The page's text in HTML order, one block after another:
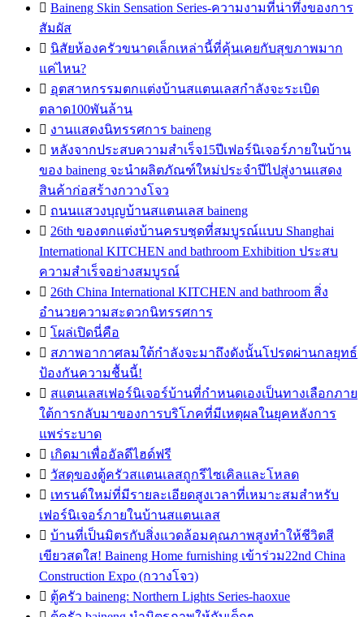
 Baineng Skin Sensation Series-ความงามที่น่าทึ่งของการ
สัมผัส
 นิสัยห้องครัวขนาดเล็กเหล่านี้ที่คุ้นเคยกับสุขภาพมาก
แค่ไหน?
 อุตสาหกรรมตกแต่งบ้านสแตนเลสกำลังจะระเบิด
ตลาด100พันล้าน
 งานแสดงนิทรรศการ baineng
 หลังจากประสบความสำเร็จ15ปีเฟอร์นิเจอร์ภายในบ้าน
ของ baineng จะนำผลิตภัณฑ์ใหม่ประจำปีไปสู่งานแสดง
สินค้าก่อสร้างกวางโจว
 ถนนแสวงบุญบ้านสแตนเลส baineng
 26th ของตกแต่งบ้านครบชุดที่สมบูรณ์แบบ Shanghai
International KITCHEN and bathroom Exhibition ประสบ
ความสำเร็จอย่างสมบูรณ์
 26th China International KITCHEN and bathroom สิ่ง
อำนวยความสะดวกนิทรรศการ
 โผล่เปิดนี่คือ
 สภาพอากาศลมใต้กำลังจะมาถึงดังนั้นโปรดผ่านกลยุทธ์
ป้องกันความชื้นนี้!
 สแตนเลสเฟอร์นิเจอร์บ้านที่กำหนดเองเป็นทางเลือกภาย
ใต้การกลับมาของการบริโภคที่มีเหตุผลในยุคหลังการ
แพร่ระบาด
 เกิดมาเพื่ออัลดีไฮด์ฟรี
 วัสดุของตู้ครัวสแตนเลสถูกรีไซเคิลและโหลด
 เทรนด์ใหม่ที่มีรายละเอียดสูงเวลาที่เหมาะสมสำหรับ
เฟอร์นิเจอร์ภายในบ้านสแตนเลส
 บ้านที่เป็นมิตรกับสิ่งแวดล้อมคุณภาพสูงทำให้ชีวิตสี
เขียวสดใส! Baineng Home furnishing เข้าร่วม22nd China
Construction Expo (กวางโจว)
 ตู้ครัว baineng: Northern Lights Series-haoxue